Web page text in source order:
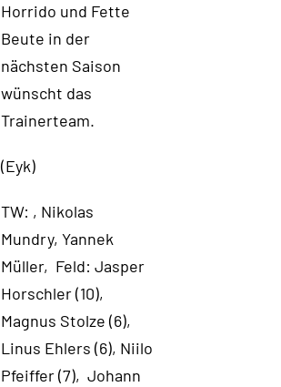
Horrido und Fette
Beute in der
nächsten Saison
wünscht das
Trainerteam.
(Eyk)
TW: , Nikolas
Mundry, Yannek
Müller, Feld: Jasper
Horschler (10),
Magnus Stolze (6),
Linus Ehlers (6), Niilo
Pfeiffer (7), Johann